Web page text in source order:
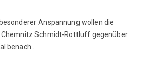
Anspannung wollen die
Chemnitz Schmidt-Rottluff gegenüber
benach...